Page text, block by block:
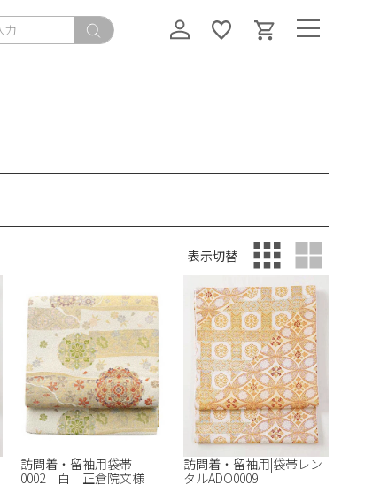
表示切替
訪問着・留袖用袋帯
0002 白 正倉院文様
訪問着・留袖用|袋帯レン
タルADO0009